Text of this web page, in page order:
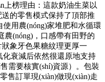
上榜理由：這款奶油生菜以
的零售模式保持了頂部推
用農(nóng)家堆肥和水循環
農(nóng)，口感帶有田野的
象牙色果糖紋理更厚一
衰減后依然很還原地支持
需要核實(shí)資源）。包裝
售訂單現(xiàn)做現(xiàn)走